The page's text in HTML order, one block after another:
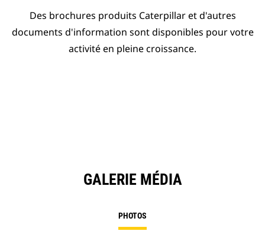
Des brochures produits Caterpillar et d'autres
documents d'information sont disponibles pour votre
activité en pleine croissance.
GALERIE MÉDIA
PHOTOS